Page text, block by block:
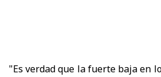
"Es verdad que la fuerte baja en